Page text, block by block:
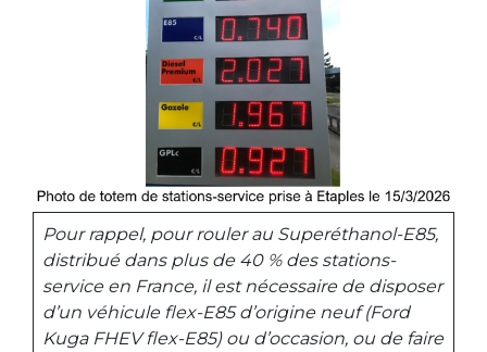
Pour rappel, pour rouler au Superéthanol-E85,
distribué dans plus de 40 % des stations-
service en France, il est nécessaire de disposer
d’un véhicule flex-E85 d’origine neuf (Ford
Kuga FHEV flex-E85) ou d’occasion, ou de faire